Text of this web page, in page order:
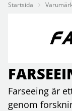
Startsida
Farseeing är
genom